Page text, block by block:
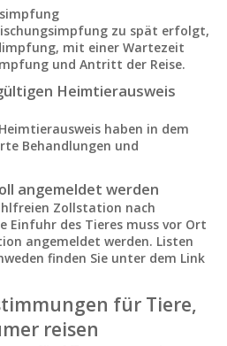
zu spät erfolgt,
mit einer Wartezeit
und Antritt der Reise.
Heimtierausweis
haben in dem
Behandlungen und
angemeldet werden
Zollstation nach
Einfuhr des Tieres muss vor Ort
angemeldet werden. Listen
finden Sie unter dem Link
für Tiere,
reisen